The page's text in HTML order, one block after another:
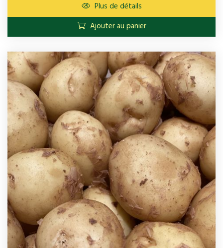
Plus de détails
Ajouter au panier